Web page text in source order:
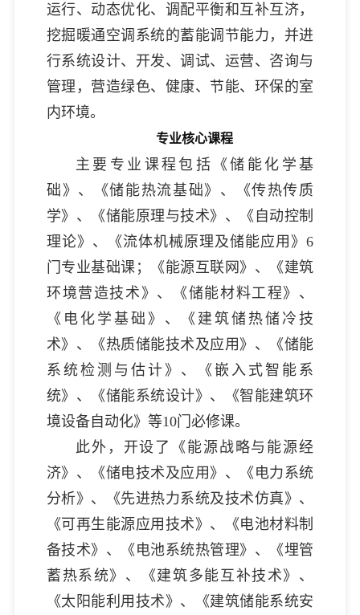
运行、动态优化、调配平衡和互补互济，
挖掘暖通空调系统的蓄能调节能力，并进
行系统设计、开发、调试、运营、咨询与
管理，营造绿色、健康、节能、环保的室
内环境。
专业核心课程
主要专业课程包括《储能化学基
础》、《储能热流基础》、《传热传质
学》、《储能原理与技术》、《自动控制
理论》、《流体机械原理及储能应用》6
门专业基础课；《能源互联网》、《建筑
环境营造技术》、《储能材料工程》、
《电化学基础》、《建筑储热储冷技
术》、《热质储能技术及应用》、《储能
系统检测与估计》、《嵌入式智能系
统》、《储能系统设计》、《智能建筑环
境设备自动化》等10门必修课。
此外，开设了《能源战略与能源经
济》、《储电技术及应用》、《电力系统
分析》、《先进热力系统及技术仿真》、
《可再生能源应用技术》、《电池材料制
备技术》、《电池系统热管理》、《埋管
蓄热系统》、《建筑多能互补技术》、
《太阳能利用技术》、《建筑储能系统安